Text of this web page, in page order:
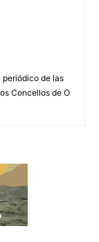
periódico de las
Concellos de O